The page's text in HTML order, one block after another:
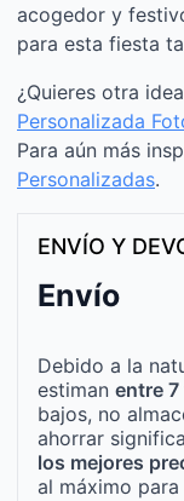
acogedor y
para esta fiesta
¿Quieres otra
Personalizada
Para aún más
Personalizadas.
ENVÍO Y
Envío
Debido a la
estiman entre 7
bajos, no
ahorrar
los mejores
al máximo